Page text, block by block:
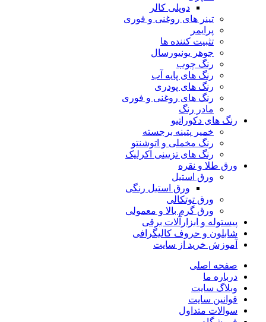
دوپلی کالر
تینر های روغنی و فوری
پرایمر
تثبیت کننده ها
جوهر یونیورسال
رنگ چوب
رنگ‌ های پایه آب
رنگ های پودری
رنگ‌ های روغنی و فوری
مادر رنگ
رنگ های دکوراتیو
خمیر پتینه برجسته
رنگ مخملی و اتوشنتو
رنگ های تزیینی اکرلیک
ورق طلا و نقره
ورق استیل
ورق استیل رنگی
ورق توتکالی
ورق گرم بالا و معمولی
پیستوله و ابزارآلات برقی
شابلون و حروف کالیگرافی
آموزش خرید از سایت
صفحه اصلی
درباره ما
وبلاگ سایت
قوانین سایت
سوالات متداول